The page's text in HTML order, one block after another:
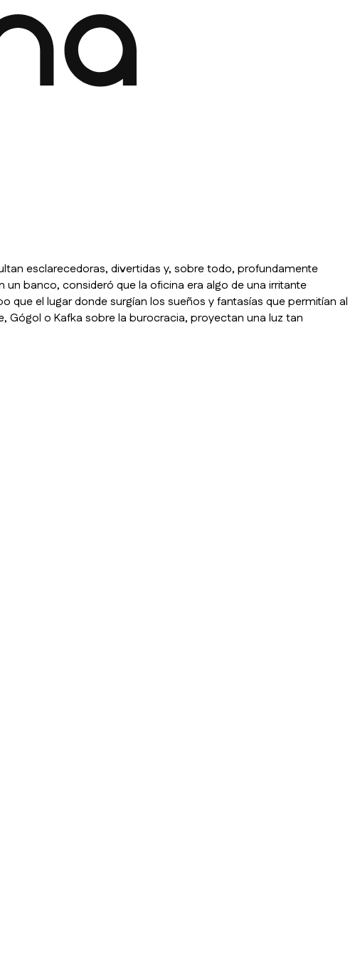
esclarecedoras, divertidas y, sobre todo, profundamente
banco, consideró que la oficina era algo de una irritante
el lugar donde surgían los sueños y fantasías que permitían al
Gógol o Kafka sobre la burocracia, proyectan una luz tan